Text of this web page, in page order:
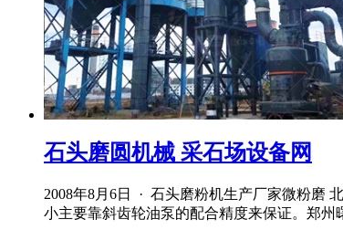
石头磨圆机械 采石场设备网
2008年8月6日 · 石头磨粉机生产厂家微粉磨
小主要靠斜齿轮油泵的配合精度来保证。郑